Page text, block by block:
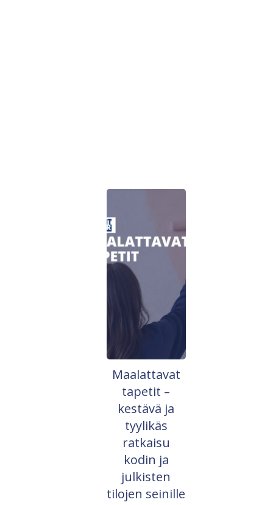
Maalattavat
tapetit –
kestävä ja
tyylikäs
ratkaisu
kodin ja
julkisten
tilojen seinille